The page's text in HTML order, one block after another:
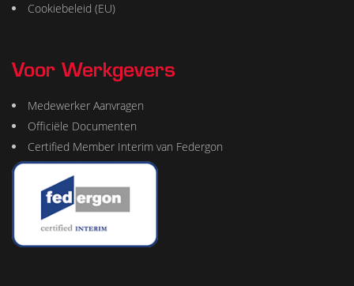
Cookiebeleid (EU)
Voor Werkgevers
Medewerker Aanvragen
Officiële Documenten
Certified Member Interim van Federgon